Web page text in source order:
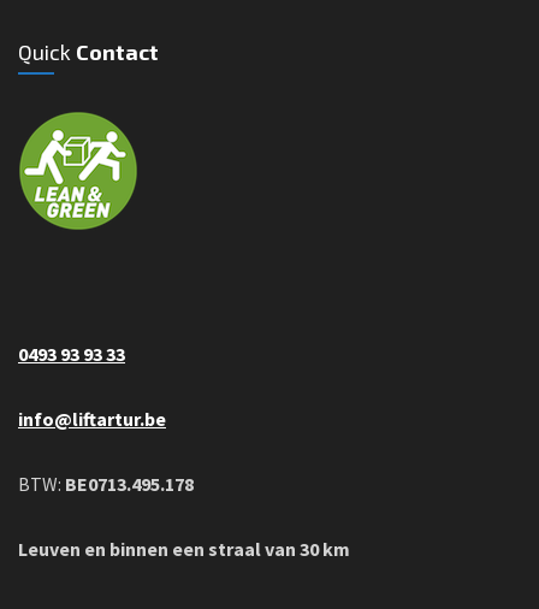
Quick Contact
0493 93 93 33
info@liftartur.be
BTW: BE0713.495.178
Leuven en binnen een straal van 30 km